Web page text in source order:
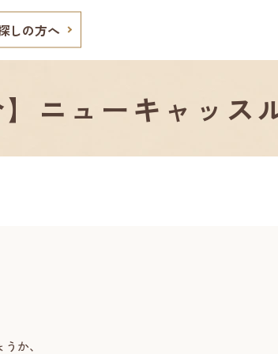
しの方へ
】ニューキャッス
か、